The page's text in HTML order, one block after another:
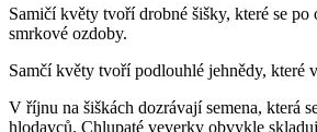
Samičí květy tvoří drobné šišky, které se po
smrkové ozdoby.
Samčí květy tvoří podlouhlé jehnědy, které
V říjnu na šiškách dozrávají semena, která
hlodavců. Chlupaté veverky obvykle